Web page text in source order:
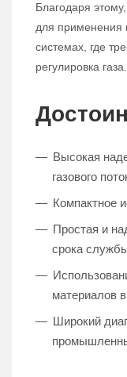
Благодаря
для
системах, где
регулировка газа.
Высокая
газового
Компактное
Простая и
срока
материалов
Широкий